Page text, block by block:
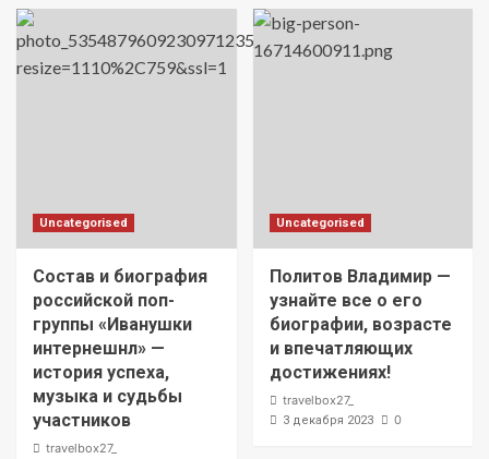
Uncategorised
Состав и биография
российской поп-
группы «Иванушки
интернешнл» —
история успеха,
музыка и судьбы
участников
travelbox27_
Uncategorised
Политов Владимир —
узнайте все о его
биографии, возрасте
и впечатляющих
достижениях!
travelbox27_
3 декабря 2023 0